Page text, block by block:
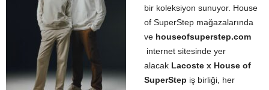
bir koleksiyon sunuyor. House
of SuperStep mağazalarında
ve houseofsuperstep.com
internet sitesinde yer
alacak Lacoste x House of
SuperStep iş birliği, her